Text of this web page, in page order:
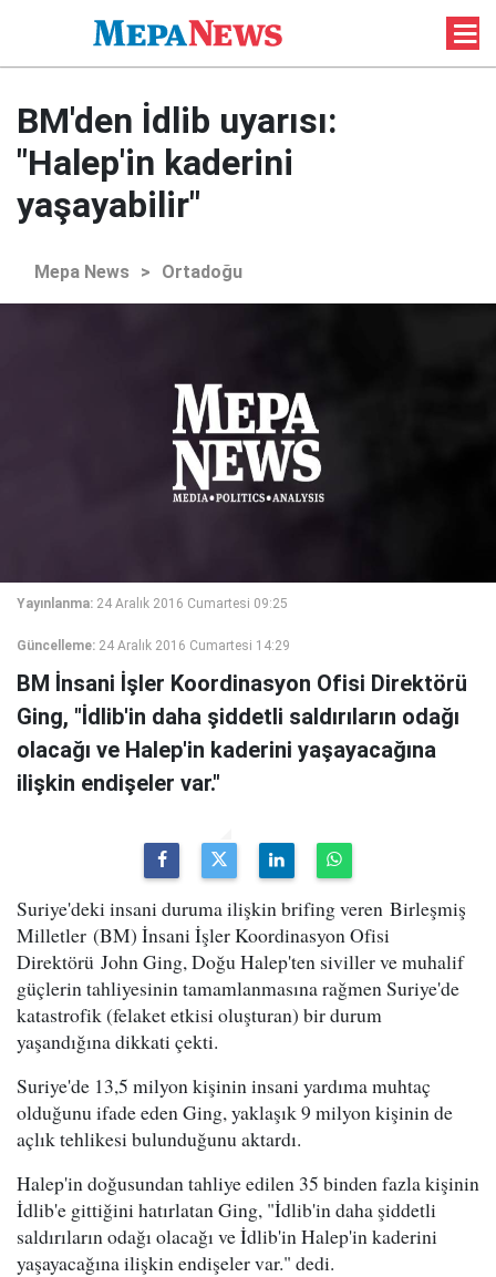
BM'den İdlib uyarısı:
"Halep'in kaderini
yaşayabilir"
Mepa News > Ortadoğu
Yayınlanma: 24 Aralık 2016 Cumartesi 09:25
Güncelleme: 24 Aralık 2016 Cumartesi 14:29
BM İnsani İşler Koordinasyon Ofisi Direktörü
Ging, "İdlib'in daha şiddetli saldırıların odağı
olacağı ve Halep'in kaderini yaşayacağına
ilişkin endişeler var."
Suriye'deki insani duruma ilişkin brifing veren Birleşmiş
Milletler (BM) İnsani İşler Koordinasyon Ofisi
Direktörü John Ging, Doğu Halep'ten siviller ve muhalif
güçlerin tahliyesinin tamamlanmasına rağmen Suriye'de
katastrofik (felaket etkisi oluşturan) bir durum
yaşandığına dikkati çekti.
Suriye'de 13,5 milyon kişinin insani yardıma muhtaç
olduğunu ifade eden Ging, yaklaşık 9 milyon kişinin de
açlık tehlikesi bulunduğunu aktardı.
Halep'in doğusundan tahliye edilen 35 binden fazla kişinin
İdlib'e gittiğini hatırlatan Ging, "İdlib'in daha şiddetli
saldırıların odağı olacağı ve İdlib'in Halep'in kaderini
yaşayacağına ilişkin endişeler var." dedi.